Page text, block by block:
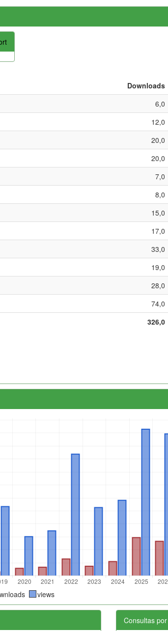
Downloads
6,0
12,0
20,0
20,0
7,0
8,0
15,0
17,0
33,0
19,0
28,0
74,0
326,0
views
Consultas